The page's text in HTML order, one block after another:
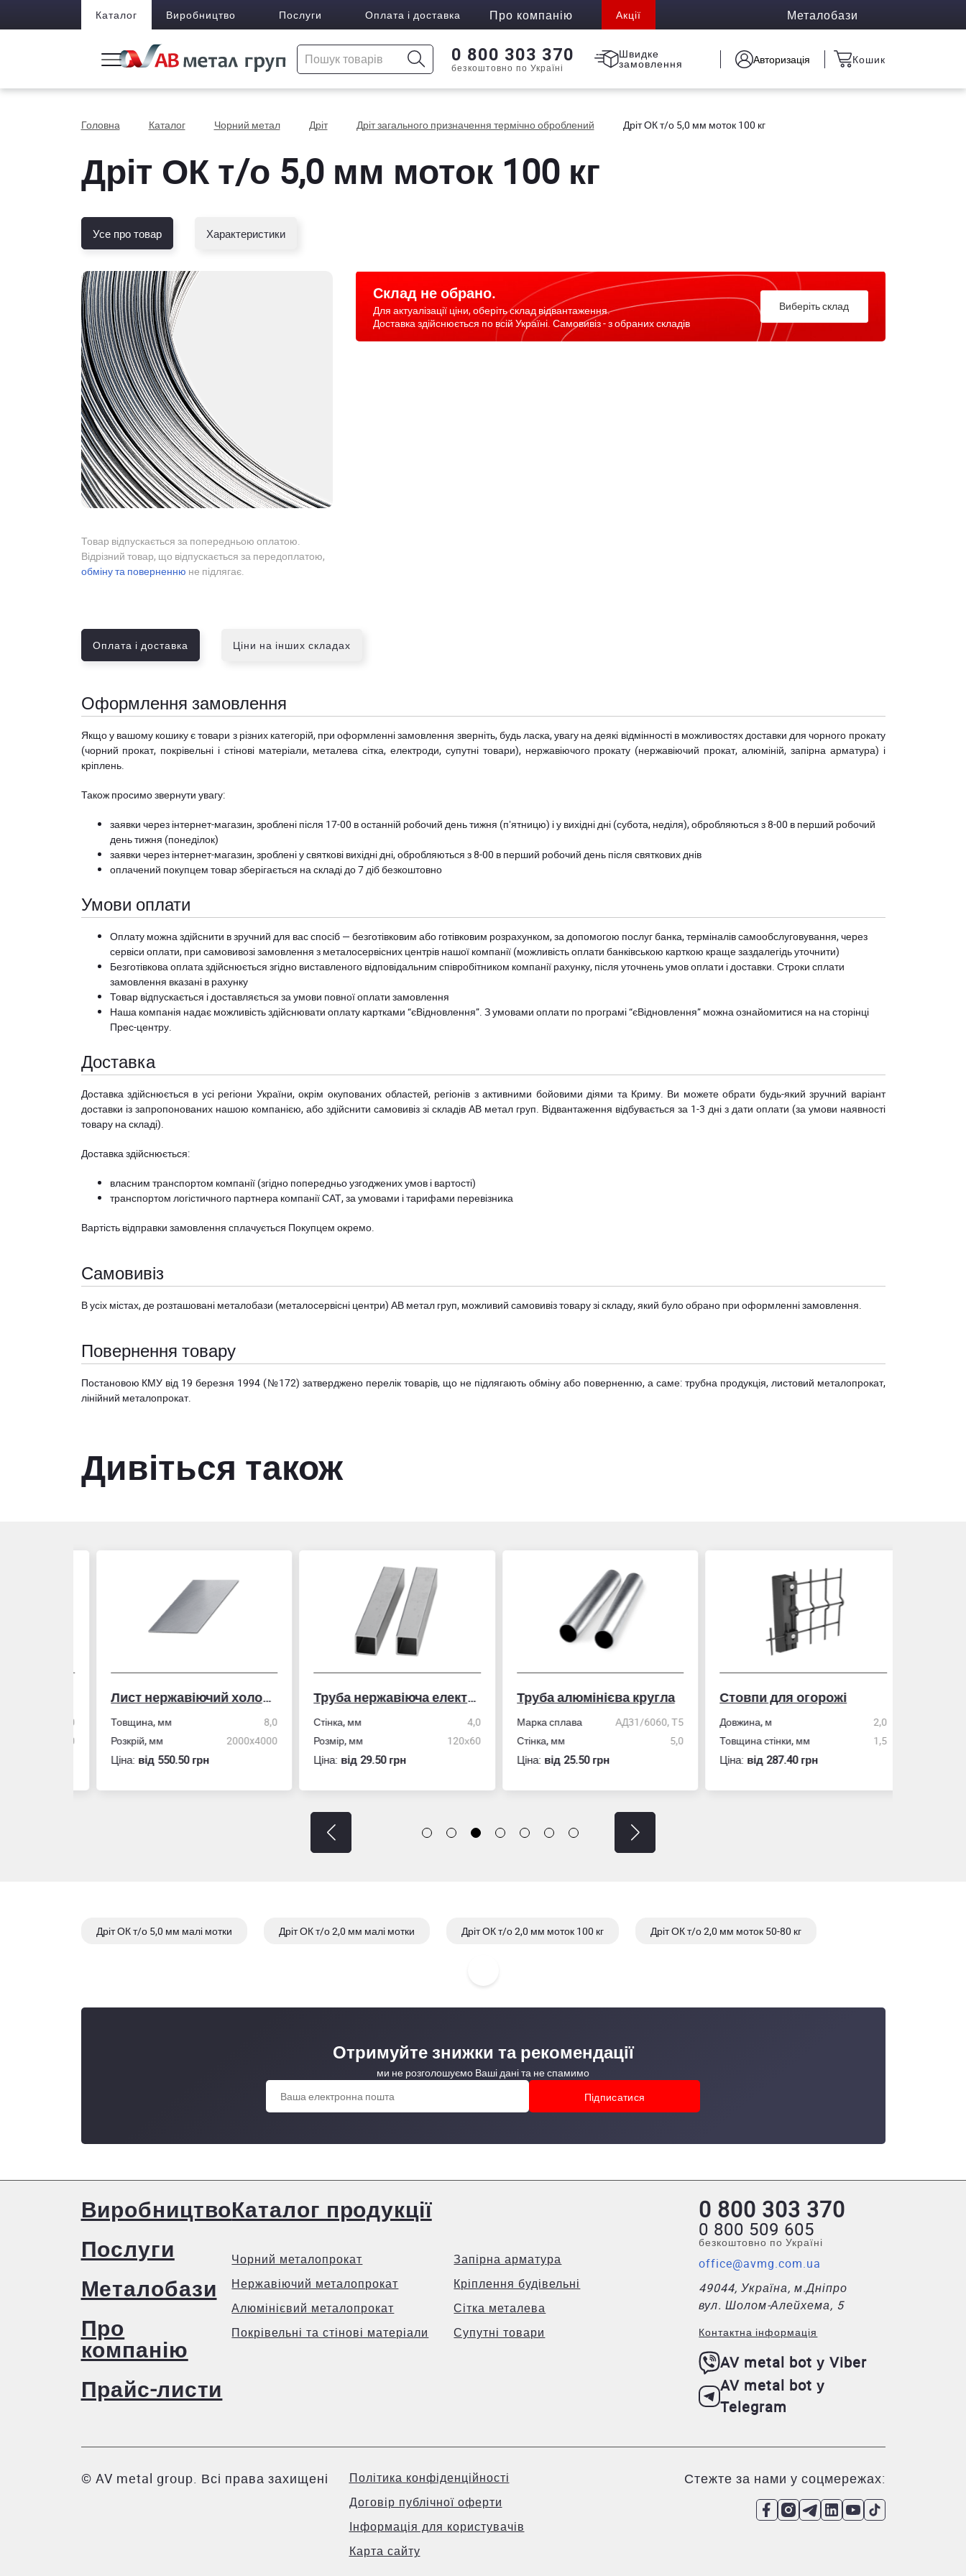
Каталог Виробництво Послуги Оплата і доставка Про компанію Акції Металобази
0 800 303 370
безкоштовно по Україні
Швидке
замовлення Авторизація Кошик
Головна Каталог Чорний метал Дріт Дріт загального призначення термічно оброблений Дріт ОК т/о 5,0 мм моток 100 кг
Дріт ОК т/о 5,0 мм моток 100 кг
Усе про товар Характеристики
Товар відпускається за попередньою оплатою.
Відрізний товар, що відпускається за передоплатою,
обміну та поверненню не підлягає.
Склад не обрано.
Для актуалізації ціни, оберіть склад відвантаження.
Доставка здійснюється по всій Україні. Самовивіз - з обраних складів
Виберіть склад
Оплата і доставка Ціни на інших складах
Оформлення замовлення
Якщо у вашому кошику є товари з різних категорій, при оформленні замовлення зверніть, будь ласка, увагу на деякі відмінності в можливостях доставки для чорного прокату
(чорний прокат, покрівельні і стінові матеріали, металева сітка, електроди, супутні товари), нержавіючого прокату (нержавіючий прокат, алюміній, запірна арматура) і
кріплень.
Також просимо звернути увагу:
заявки через інтернет-магазин, зроблені після 17-00 в останній робочий день тижня (пʼятницю) і у вихідні дні (субота, неділя), обробляються з 8-00 в перший робочий
день тижня (понеділок)
заявки через інтернет-магазин, зроблені у святкові вихідні дні, обробляються з 8-00 в перший робочий день після святкових днів
оплачений покупцем товар зберігається на складі до 7 діб безкоштовно
Умови оплати
Оплату можна здійснити в зручний для вас спосіб — безготівковим або готівковим розрахунком, за допомогою послуг банка, терміналів самообслуговування, через
сервіси оплати, при самовивозі замовлення з металосервісних центрів нашої компанії (можливість оплати банківською карткою краще заздалегідь уточнити)
Безготівкова оплата здійснюється згідно виставленого відповідальним співробітником компанії рахунку, після уточнень умов оплати і доставки. Строки сплати
замовлення вказані в рахунку
Товар відпускається і доставляється за умови повної оплати замовлення
Наша компанія надає можливість здійснювати оплату картками “єВідновлення”. З умовами оплати по програмі “єВідновлення” можна ознайомитися на на сторінці
Прес-центру.
Доставка
Доставка здійснюється в усі регіони України, окрім окупованих областей, регіонів з активними бойовими діями та Криму. Ви можете обрати будь-який зручний варіант
доставки із запропонованих нашою компанією, або здійснити самовивіз зі складів АВ метал груп. Відвантаження відбувається за 1-3 дні з дати оплати (за умови наявності
товару на складі).
Доставка здійснюється:
власним транспортом компанії (згідно попередньо узгоджених умов і вартості)
транспортом логістичного партнера компанії САТ, за умовами і тарифами перевізника
Вартість відправки замовлення сплачується Покупцем окремо.
Самовивіз
В усіх містах, де розташовані металобази (металосервісні центри) АВ метал груп, можливий самовивіз товару зі складу, який було обрано при оформленні замовлення.
Повернення товару
Постановою КМУ від 19 березня 1994 (№172) затверджено перелік товарів, що не підлягають обміну або поверненню, а саме: трубна продукція, листовий металопрокат,
лінійний металопрокат.
Дивіться також
Лист нержавіючий холоднокатаний
Товщина, мм
Розкрій, мм
2000x4000
Ціна:вiд 550.50 грн
Труба нержавіюча електрозварна профільна
Стінка, мм
Розмір, мм
120х60
Ціна:вiд 29.50 грн
Труба алюмінієва кругла
Марка сплава
АД31/6060, Т5
Стінка, мм
Ціна:вiд 25.50 грн
Стовпи для огорожі
Довжина, м
Товщина стінки, мм
Ціна:вiд 287.40 грн
Дріт ОК т/о 5,0 мм малі мотки Дріт ОК т/о 2,0 мм малі мотки Дріт ОК т/о 2,0 мм моток 100 кг Дріт ОК т/о 2,0 мм моток 50-80 кг
Отримуйте знижки та рекомендації
ми не розголошуємо Ваші дані та не спамимо
Виробництво
Послуги
Металобази
Про
компанію
Прайс-листи
Каталог продукції
Чорний металопрокат
Нержавіючий металопрокат
Алюмінієвий металопрокат
Покрівельні та стінові матеріали
Запірна арматура
Кріплення будівельні
Сітка металева
Супутні товари
0 800 303 370
0 800 509 605
безкоштовно по Україні
office@avmg.com.ua
49044, Україна, м.Дніпро
вул. Шолом-Алейхема, 5
Контактна інформація
AV metal bot у Viber
AV metal bot у
Telegram
© AV metal group. Всі права захищені
Політика конфіденційності
Договір публічної оферти
Інформація для користувачів
Карта сайту
Стежте за нами у соцмережах: